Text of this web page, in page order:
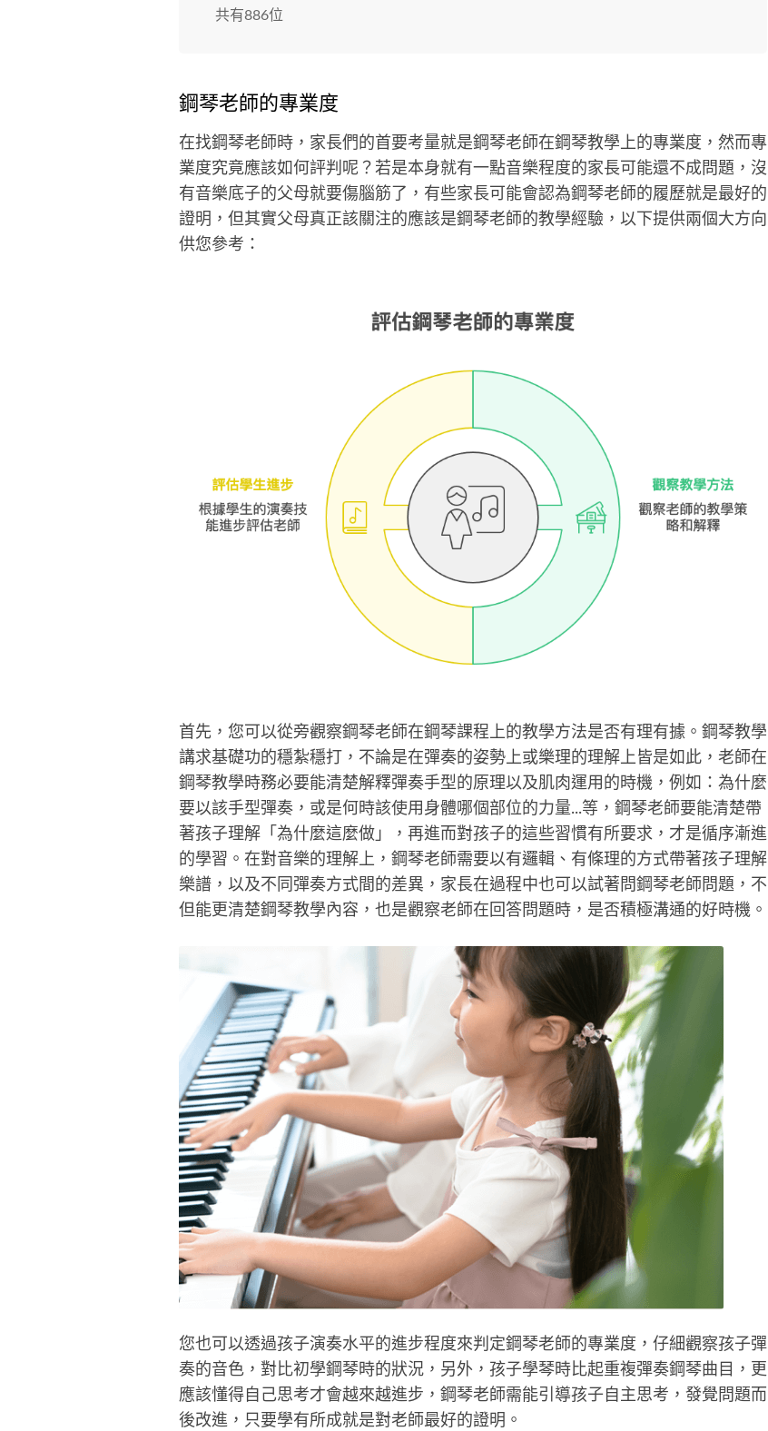
共有886位
鋼琴老師的專業度
在找鋼琴老師時，家長們的首要考量就是鋼琴老師在鋼琴教學上的專業度，然而專
業度究竟應該如何評判呢？若是本身就有一點音樂程度的家長可能還不成問題，沒
有音樂底子的父母就要傷腦筋了，有些家長可能會認為鋼琴老師的履歷就是最好的
證明，但其實父母真正該關注的應該是鋼琴老師的教學經驗，以下提供兩個大方向
供您參考：
首先，您可以從旁觀察鋼琴老師在鋼琴課程上的教學方法是否有理有據。鋼琴教學
講求基礎功的穩紮穩打，不論是在彈奏的姿勢上或樂理的理解上皆是如此，老師在
鋼琴教學時務必要能清楚解釋彈奏手型的原理以及肌肉運用的時機，例如：為什麼
要以該手型彈奏，或是何時該使用身體哪個部位的力量...等，鋼琴老師要能清楚帶
著孩子理解「為什麼這麼做」，再進而對孩子的這些習慣有所要求，才是循序漸進
的學習。在對音樂的理解上，鋼琴老師需要以有邏輯、有條理的方式帶著孩子理解
樂譜，以及不同彈奏方式間的差異，家長在過程中也可以試著問鋼琴老師問題，不
但能更清楚鋼琴教學內容，也是觀察老師在回答問題時，是否積極溝通的好時機。
您也可以透過孩子演奏水平的進步程度來判定鋼琴老師的專業度，仔細觀察孩子彈
奏的音色，對比初學鋼琴時的狀況，另外，孩子學琴時比起重複彈奏鋼琴曲目，更
應該懂得自己思考才會越來越進步，鋼琴老師需能引導孩子自主思考，發覺問題而
後改進，只要學有所成就是對老師最好的證明。